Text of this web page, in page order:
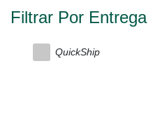
Filtrar Por Entrega
QuickShip